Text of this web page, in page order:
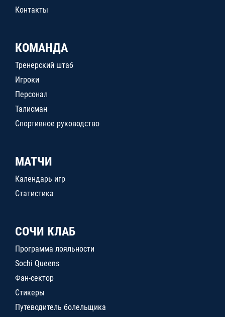
Контакты
КОМАНДА
Тренерский штаб
Игроки
Персонал
Талисман
Спортивное руководство
МАТЧИ
Календарь игр
Статистика
СОЧИ КЛАБ
Программа лояльности
Sochi Queens
Фан-сектор
Стикеры
Путеводитель болельщика